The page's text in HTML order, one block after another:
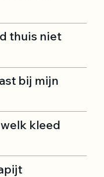
thuis niet
bij mijn
kleed